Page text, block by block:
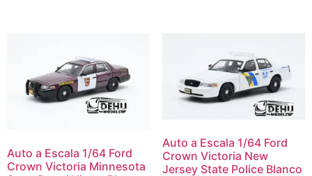
Auto a Escala 1/64 Ford
Crown Victoria Minnesota
Auto a Escala 1/64 Ford
Crown Victoria New
Jersey State Police Blanco